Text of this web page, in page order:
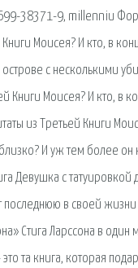
38371-9, millenniu
Моисея? И кто, в
с несколькими
Книги Моисея? И кто, в
из Третьей Книги
И уж тем более
Девушка с татуировкой
в своей
Стига Ларссона в
та книга, которая